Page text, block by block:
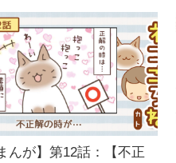
んが】第12話：【不正